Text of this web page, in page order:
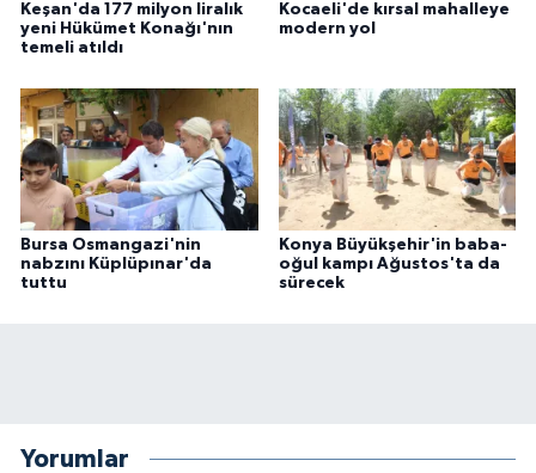
Keşan'da 177 milyon liralık
yeni Hükümet Konağı'nın
temeli atıldı
Kocaeli'de kırsal mahalleye
modern yol
Bursa Osmangazi'nin
nabzını Küplüpınar'da
tuttu
Konya Büyükşehir'in baba-
oğul kampı Ağustos'ta da
sürecek
Yorumlar